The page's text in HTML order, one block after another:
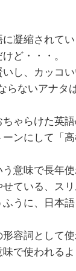
凝縮されて
ど・・・。
し、カッコ
らないアナタ
ゃらけた英
ンにして「
意味で長年
ている、ス
うに、日本語
容詞として
で使われるよ